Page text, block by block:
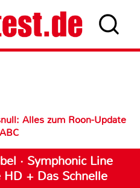
Alles zum Roon-Update
· Symphonic Line
+ Das Schnelle